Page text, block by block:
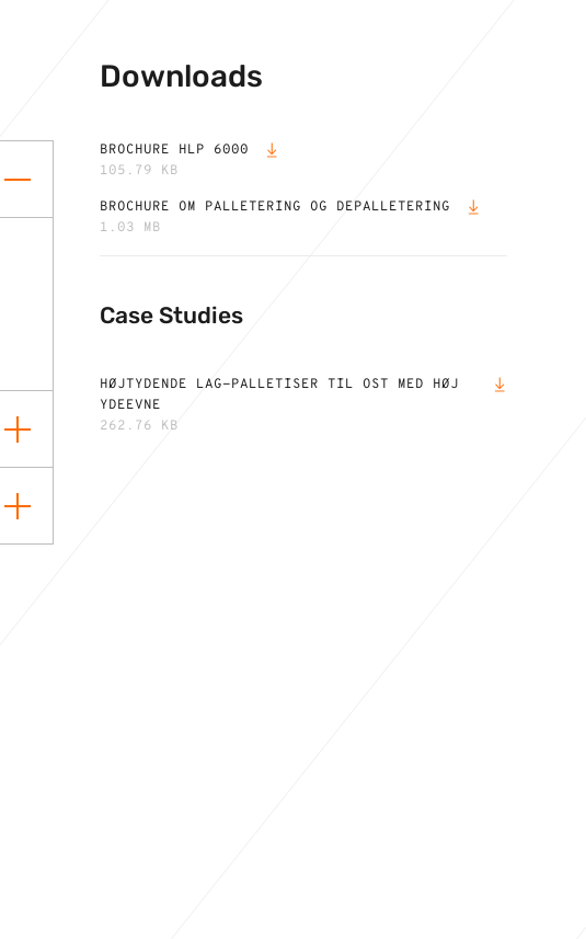
Downloads
BROCHURE HLP 6000
105.79 KB
BROCHURE OM PALLETERING OG DEPALLETERING
1.03 MB
Case Studies
HØJTYDENDE LAG-PALLETISER TIL OST MED HØJ
YDEEVNE
262.76 KB